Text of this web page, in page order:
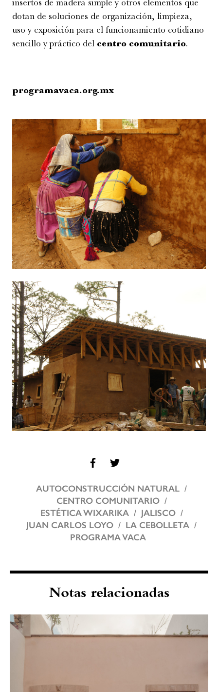
insertos de madera simple y otros elementos que
dotan de soluciones de organización, limpieza,
uso y exposición para el funcionamiento cotidiano
sencillo y práctico del centro comunitario.
programavaca.org.mx
AUTOCONSTRUCCIÓN NATURAL
CENTRO COMUNITARIO
ESTÉTICA WIXARIKA
JALISCO
JUAN CARLOS LOYO
LA CEBOLLETA
PROGRAMA VACA
Notas relacionadas